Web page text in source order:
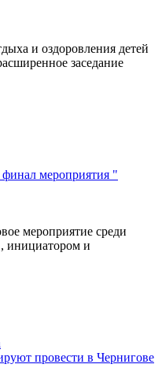
и оздоровления детей
заседание
финал мероприятия "
мероприятие среди
инициатором и
провести в Чернигове